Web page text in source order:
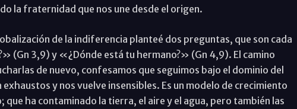
la fraternidad que nos une desde el origen.
de la indiferencia planteé dos preguntas, que son cada
(Gn 3,9) y «¿Dónde está tu hermano?» (Gn 4,9). El camino
de nuevo, confesamos que seguimos bajo el dominio del
exhaustos y nos vuelve insensibles. Es un modelo de crecimiento
que ha contaminado la tierra, el aire y el agua, pero también las